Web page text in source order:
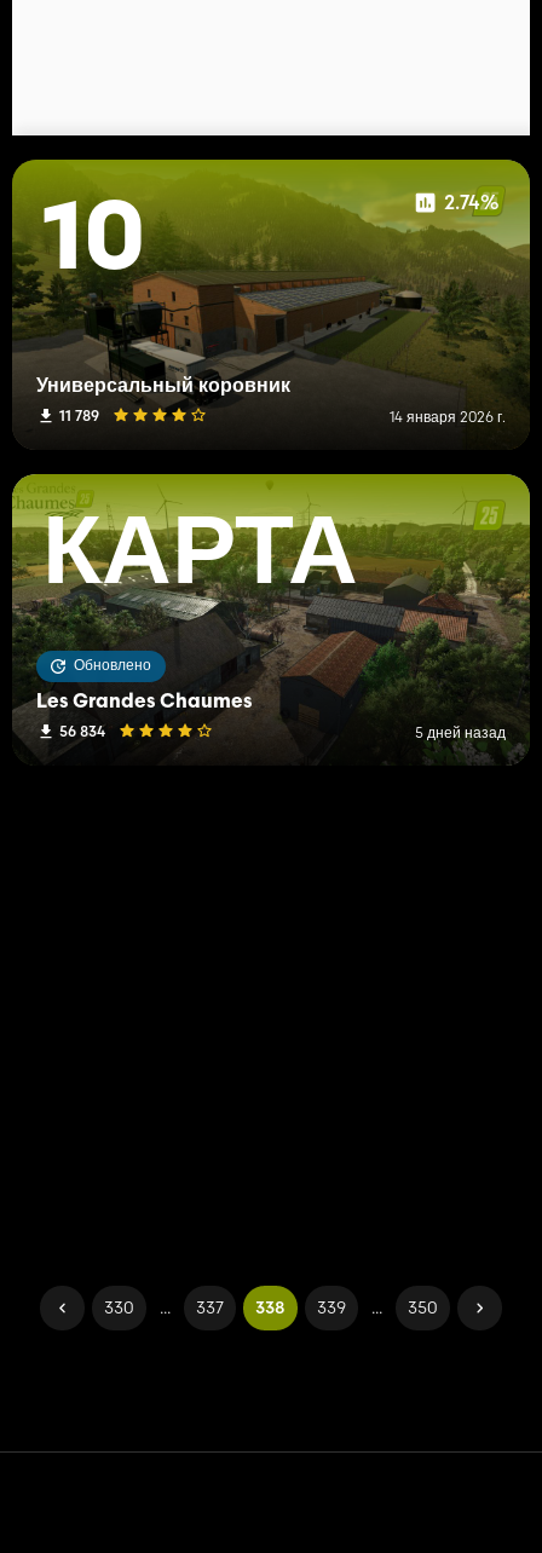
10 2.74%
Универсальный коровник
11 789 14 января 2026 г.
КАРТА
Обновлено
Les Grandes Chaumes
56 834 5 дней назад
330 ... 337 338 339 ... 350